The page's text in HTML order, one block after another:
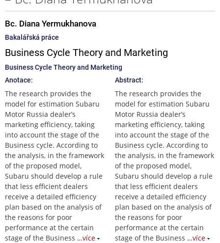
Bc. Diana Yermukhanova
Bakalářská práce
Business Cycle Theory and Marketing
Business Cycle Theory and Marketing
Anotace:
The research provides the
model for estimation Subaru
Motor Russia dealer’s
marketing efficiency, taking
into account the stage of the
Business cycle. According to
the analysis, in the framework
of the proposed model,
Subaru should develop a rule
that less efficient dealers
receive a detailed efficiency
plan based on the analysis of
the reasons for poor
performance at the certain
stage of the Business …více
Abstract:
The research provides the
model for estimation Subaru
Motor Russia dealer’s
marketing efficiency, taking
into account the stage of the
Business cycle. According to
the analysis, in the framework
of the proposed model,
Subaru should develop a rule
that less efficient dealers
receive a detailed efficiency
plan based on the analysis of
the reasons for poor
performance at the certain
stage of the Business …více